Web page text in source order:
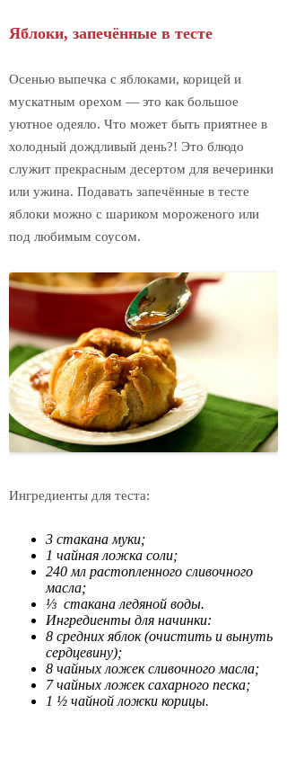
Яблоки, запечённые в тесте
Осенью выпечка с яблоками, корицей и
мускатным орехом — это как большое
уютное одеяло. Что может быть приятнее в
холодный дождливый день?! Это блюдо
служит прекрасным десертом для вечеринки
или ужина. Подавать запечённые в тесте
яблоки можно с шариком мороженого или
под любимым соусом.
Ингредиенты для теста:
3 стакана муки;
1 чайная ложка соли;
240 мл растопленного сливочного
масла;
⅓ стакана ледяной воды.
Ингредиенты для начинки:
8 средних яблок (очистить и вынуть
сердцевину);
8 чайных ложек сливочного масла;
7 чайных ложек сахарного песка;
1 ½ чайной ложки корицы.